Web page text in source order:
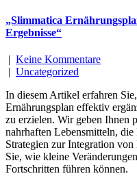
„Slimmatica
Ergebnisse“
| Keine Kommentare
| Uncategorized
In diesem Artikel erfahren
Ernährungsplan effektiv
zu erzielen. Wir geben Ihnen
nahrhaften Lebensmitteln,
Strategien zur Integration
Sie, wie kleine
Fortschritten führen können.